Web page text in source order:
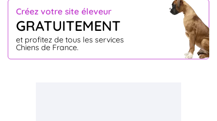
Créez votre site éleveur
GRATUITEMENT
et profitez de tous les services
Chiens de France.